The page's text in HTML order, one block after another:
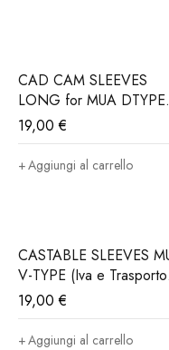
CAD CAM SLEEVES
LONG for MUA DTYPE
(Iva e trasporto incluso)
19,00€
Aggiungi al carrello
CASTABLE SLEEVES
V-TYPE (Iva e Trasporto
incluso)
19,00€
Aggiungi al carrello